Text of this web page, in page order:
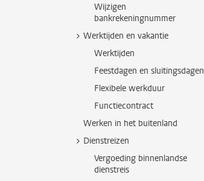
Wijzigen
bankrekeningnummer
Werktijden en vakantie
Werktijden
Feestdagen en sluitingsdagen
Flexibele werkduur
Functiecontract
Werken in het buitenland
Dienstreizen
Vergoeding binnenlandse
dienstreis